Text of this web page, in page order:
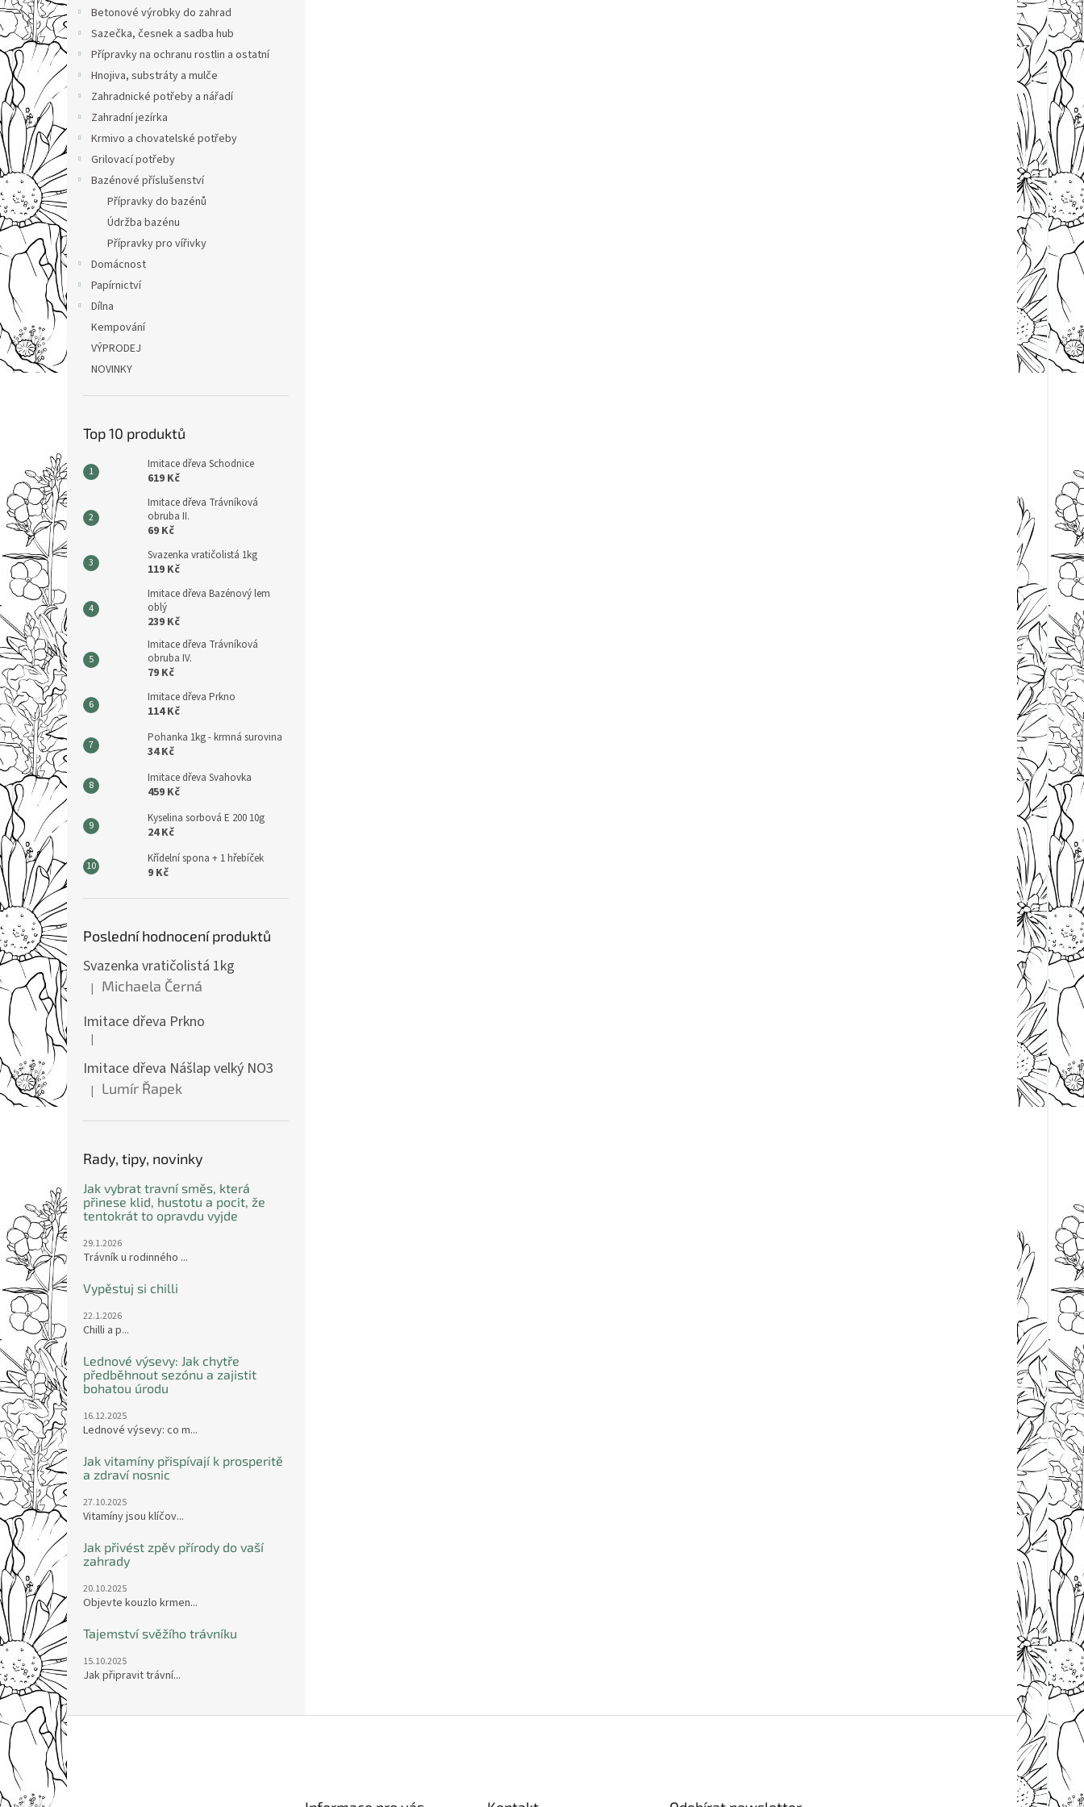
n
e
l
Betonové výrobky do zahrad
Sazečka, česnek a sadba hub
Přípravky na ochranu rostlin a ostatní
Hnojiva, substráty a mulče
Zahradnické potřeby a nářadí
Zahradní jezírka
Krmivo a chovatelské potřeby
Grilovací potřeby
Bazénové příslušenství
Přípravky do bazénů
Údržba bazénu
Přípravky pro vířivky
Domácnost
Papírnictví
Dílna
Kempování
VÝPRODEJ
NOVINKY
Top 10 produktů
Imitace dřeva Schodnice
619 Kč
Imitace dřeva Trávníková
obruba II.
69 Kč
Svazenka vratičolistá 1kg
119 Kč
Imitace dřeva Bazénový lem
oblý
239 Kč
Imitace dřeva Trávníková
obruba IV.
79 Kč
Imitace dřeva Prkno
114 Kč
Pohanka 1kg - krmná surovina
34 Kč
Imitace dřeva Svahovka
459 Kč
Kyselina sorbová E 200 10g
24 Kč
Křídelní spona + 1 hřebíček
9 Kč
Poslední hodnocení produktů
Svazenka vratičolistá 1kg
Hodnocení produktu je 5 z 5 hvězdiček.
| Michaela Černá
Imitace dřeva Prkno
Hodnocení produktu je 5 z 5 hvězdiček.
|
Imitace dřeva Nášlap velký NO3
Hodnocení produktu je 5 z 5 hvězdiček.
| Lumír Řapek
Rady, tipy, novinky
Jak vybrat travní směs, která
přinese klid, hustotu a pocit, že
tentokrát to opravdu vyjde
29.1.2026
Trávník u rodinného ...
Vypěstuj si chilli
22.1.2026
Chilli a p...
Lednové výsevy: Jak chytře
předběhnout sezónu a zajistit
bohatou úrodu
16.12.2025
Lednové výsevy: co m...
Jak vitamíny přispívají k prosperitě
a zdraví nosnic
27.10.2025
Vitamíny jsou klíčov...
Jak přivést zpěv přírody do vaší
zahrady
20.10.2025
Objevte kouzlo krmen...
Tajemství svěžího trávníku
15.10.2025
Jak připravit trávní...
Z
p
t